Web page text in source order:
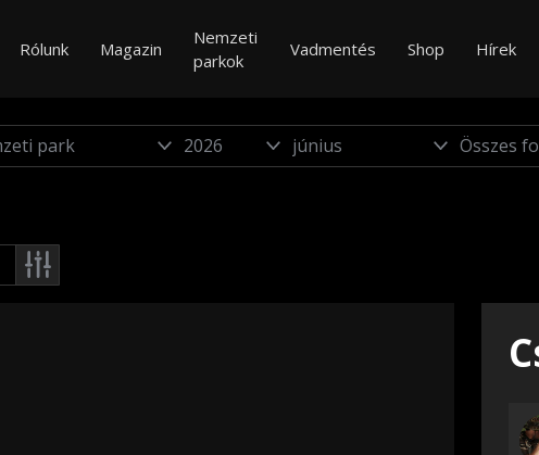
Rólunk Magazin
Nemzeti
parkok
Vadmentés Shop Hírek